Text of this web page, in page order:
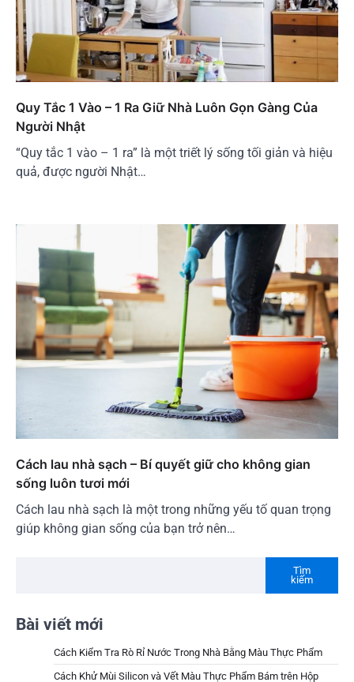
Quy Tắc 1 Vào – 1 Ra Giữ Nhà Luôn Gọn Gàng Của
Người Nhật
“Quy tắc 1 vào – 1 ra” là một triết lý sống tối giản và hiệu
quả, được người Nhật…
Cách lau nhà sạch – Bí quyết giữ cho không gian
sống luôn tươi mới
Cách lau nhà sạch là một trong những yếu tố quan trọng
giúp không gian sống của bạn trở nên…
Tìm
kiếm
Bài viết mới
Cách Kiểm Tra Rò Rỉ Nước Trong Nhà Bằng Màu Thực Phẩm
Cách Khử Mùi Silicon và Vết Màu Thực Phẩm Bám trên Hộp